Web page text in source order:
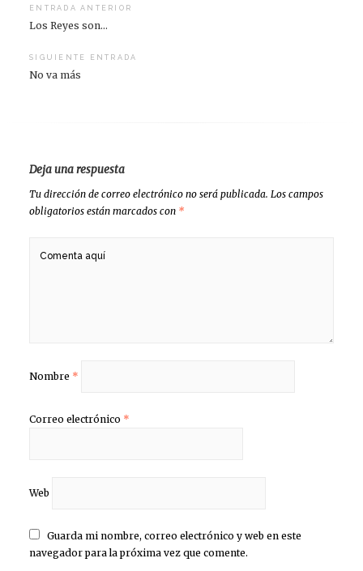
Navegación
de
entradas
ENTRADA ANTERIOR
Los Reyes son…
SIGUIENTE ENTRADA
No va más
Deja una respuesta
Tu dirección de correo electrónico no será publicada. Los campos
obligatorios están marcados con *
Nombre *
Correo electrónico *
Web
Guarda mi nombre, correo electrónico y web en este
navegador para la próxima vez que comente.